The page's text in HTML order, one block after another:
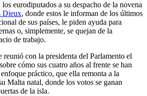
eurodiputados a su despacho de la novena
Dieux, donde estos le informan de los últimos
de sus países, le piden ayuda para
o, simplemente, se quejan de la
de trabajo.
reunió con la presidenta del Parlamento el
cómo sus cuatro años al frente se han
práctico, que ella remonta a la
Malta natal, donde los votos se ganan
de la isla.